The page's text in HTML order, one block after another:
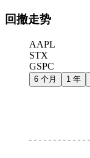
回撤走势
AAPL
STX
GSPC
6 个月 1 年